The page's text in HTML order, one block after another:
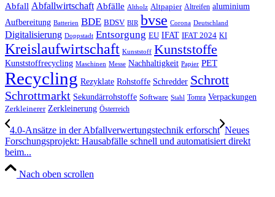
Abfall Abfallwirtschaft Abfälle Altholz Altpapier Altreifen aluminium
Aufbereitung Batterien BDE BDSV BIR bvse Corona Deutschland
Digitalisierung Doppstadt Entsorgung EU IFAT IFAT 2024 KI
Kreislaufwirtschaft Kunststoff Kunststoffe
Kunststoffrecycling Maschinen Messe Nachhaltigkeit Papier PET
Recycling Rezyklate Rohstoffe Schredder Schrott
Schrottmarkt Sekundärrohstoffe Software Stahl Tomra Verpackungen
Zerkleinerer Zerkleinerung Österreich
4.0-Ansätze in der Abfallverwertungstechnik erforscht Neues
Forschungsprojekt: Hausabfälle schnell und automatisiert direkt
beim...
Nach oben scrollen